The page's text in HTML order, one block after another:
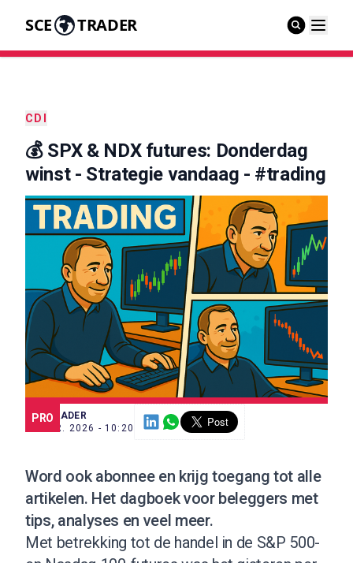
SCE TRADER
CDI
💰 SPX & NDX futures: Donderdag
winst - Strategie vandaag - #trading
PRO
SCE TRADER
24 APR. 2026 - 10:20
Word ook abonneeen krijg toegang tot alle
artikelen. Het dagboek voor beleggers met
tips, analyses en veel meer.
Met betrekking tot de handel in de S&P 500-